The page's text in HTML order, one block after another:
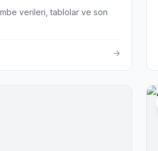
verileri, tablolar ve son